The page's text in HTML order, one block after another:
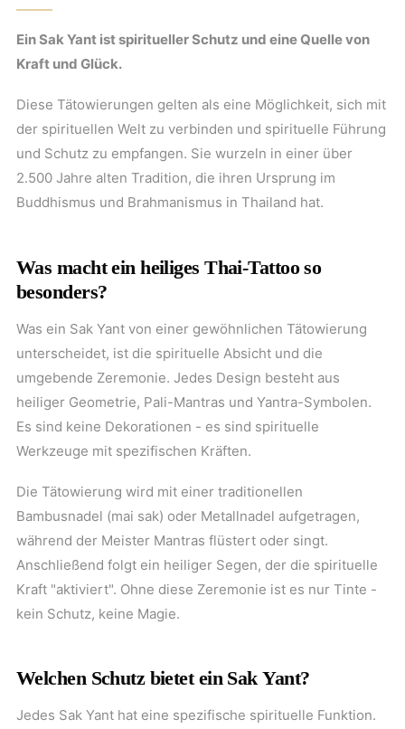
Ein Sak Yant ist spiritueller Schutz und eine Quelle von
Kraft und Glück.
Diese Tätowierungen gelten als eine Möglichkeit, sich mit
der spirituellen Welt zu verbinden und spirituelle Führung
und Schutz zu empfangen. Sie wurzeln in einer über
2.500 Jahre alten Tradition, die ihren Ursprung im
Buddhismus und Brahmanismus in Thailand hat.
Was macht ein heiliges Thai-Tattoo so
besonders?
Was ein Sak Yant von einer gewöhnlichen Tätowierung
unterscheidet, ist die spirituelle Absicht und die
umgebende Zeremonie. Jedes Design besteht aus
heiliger Geometrie, Pali-Mantras und Yantra-Symbolen.
Es sind keine Dekorationen - es sind spirituelle
Werkzeuge mit spezifischen Kräften.
Die Tätowierung wird mit einer traditionellen
Bambusnadel (mai sak) oder Metallnadel aufgetragen,
während der Meister Mantras flüstert oder singt.
Anschließend folgt ein heiliger Segen, der die spirituelle
Kraft "aktiviert". Ohne diese Zeremonie ist es nur Tinte -
kein Schutz, keine Magie.
Welchen Schutz bietet ein Sak Yant?
Jedes Sak Yant hat eine spezifische spirituelle Funktion.